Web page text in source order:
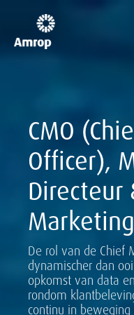
CMO
Officer),
Directeur
Marketing
De rol van de Chief
dynamischer dan
opkomst van data
rondom
continu in